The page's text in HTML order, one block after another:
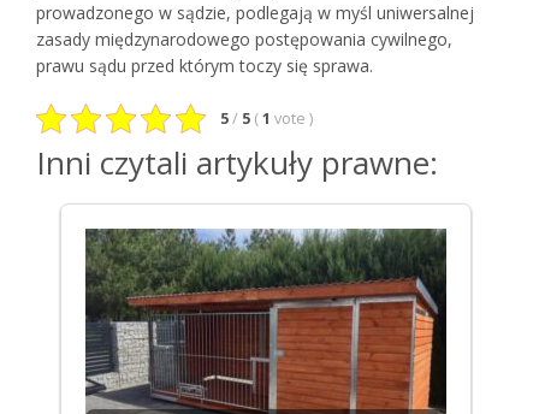
prowadzonego w sądzie, podlegają w myśl uniwersalnej
zasady międzynarodowego postępowania cywilnego,
prawu sądu przed którym toczy się sprawa.
5 / 5 ( 1 vote )
Inni czytali artykuły prawne: